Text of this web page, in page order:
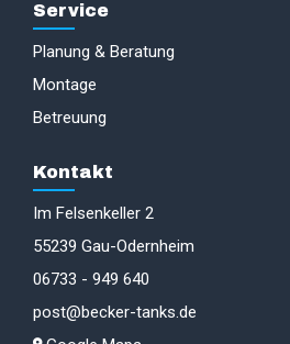
Service
Planung & Beratung
Montage
Betreuung
Kontakt
Im Felsenkeller 2
55239 Gau-Odernheim
06733 - 949 640
post@becker-tanks.de